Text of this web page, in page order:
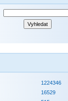
1224346
16529